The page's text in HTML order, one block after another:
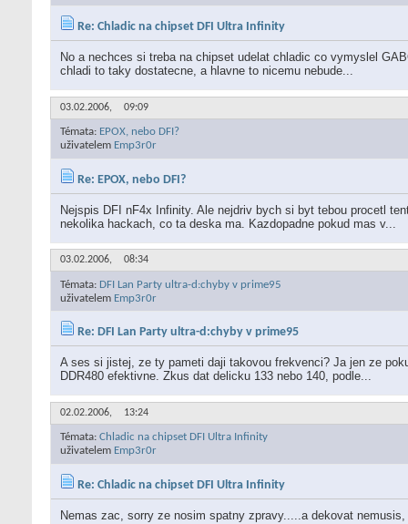
Re: Chladic na chipset DFI Ultra Infinity
No a nechces si treba na chipset udelat chladic co vymyslel
chladi to taky dostatecne, a hlavne to nicemu nebude...
03.02.2006, 09:09
Témata: EPOX, nebo DFI?
uživatelem Emp3r0r
Re: EPOX, nebo DFI?
Nejspis DFI nF4x Infinity. Ale nejdriv bych si byt tebou procetl
nekolika hackach, co ta deska ma. Kazdopadne pokud mas v...
03.02.2006, 08:34
Témata: DFI Lan Party ultra-d:chyby v prime95
uživatelem Emp3r0r
Re: DFI Lan Party ultra-d:chyby v prime95
A ses si jistej, ze ty pameti daji takovou frekvenci? Ja jen ze
DDR480 efektivne. Zkus dat delicku 133 nebo 140, podle...
02.02.2006, 13:24
Témata: Chladic na chipset DFI Ultra Infinity
uživatelem Emp3r0r
Re: Chladic na chipset DFI Ultra Infinity
Nemas zac, sorry ze nosim spatny zpravy.....a dekovat